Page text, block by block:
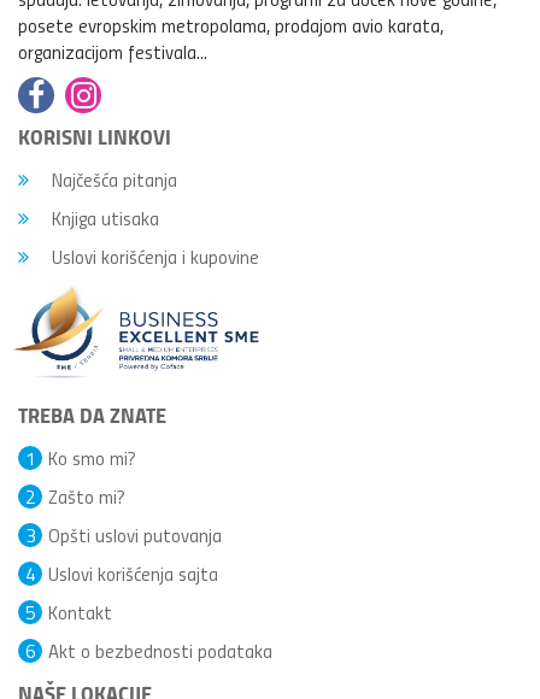
posete evropskim metropolama, prodajom avio karata,
organizacijom festivala...
KORISNI LINKOVI
Najčešća pitanja
Knjiga utisaka
Uslovi korišćenja i kupovine
TREBA DA ZNATE
Ko smo mi?
1
Zašto mi?
2
Opšti uslovi putovanja
3
Uslovi korišćenja sajta
4
Kontakt
5
Akt o bezbednosti podataka
6
NAŠE LOKACIJE